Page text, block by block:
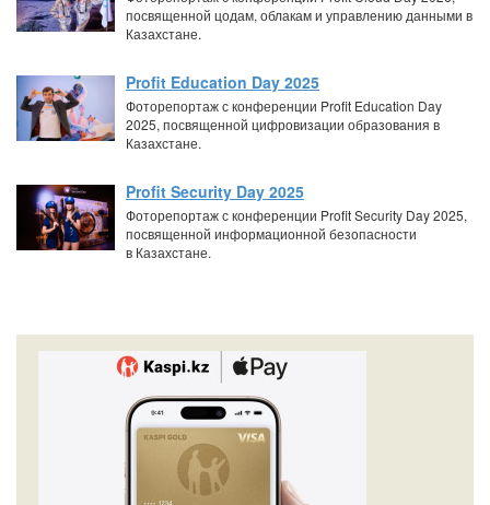
посвященной цодам, облакам и управлению данными в
Казахстане.
Profit Education Day 2025
Фоторепортаж с конференции Profit Education Day
2025, посвященной цифровизации образования в
Казахстане.
Profit Security Day 2025
Фоторепортаж с конференции Profit Security Day 2025,
посвященной информационной безопасности
в Казахстане.